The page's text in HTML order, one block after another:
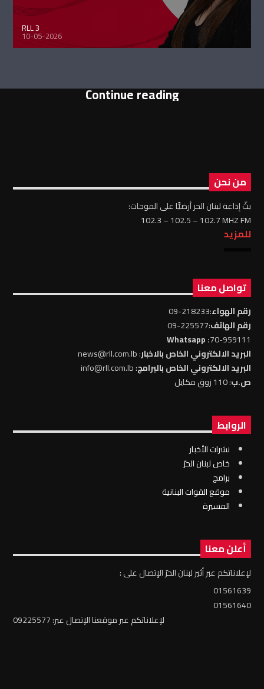
RLL 3
10-05-2026
Continue reading
من نحن
بثّ إذاعة لبنان الحر أرضيًّا على الموجات:
102.3 – 102.5 – 102.7 MHZ FM
للمزيد
تواصل معنا
رقم الهواء:218233-09
رقم الهاتف:225577-09
70-959111
: Whatsapp
البريد الالكتروني الخاص بالاخبار: news@rll.com.lb
البريد الالكتروني الخاص بالبرامج: info@rll.com.lb
ص.ب: 110 زوق مكايل
الروابط
نشرات الأخبار
خاص لبنان الحرّ
برامج
موقع القوات البنانية
المسيرة
أعلن معنا
لإعلاناتكم عبر أثير لبنان الحرّ الإتصال على :
01561639
01561640
لإعلاناتكم عبر موقعنا الإتصال عبر: 09225577